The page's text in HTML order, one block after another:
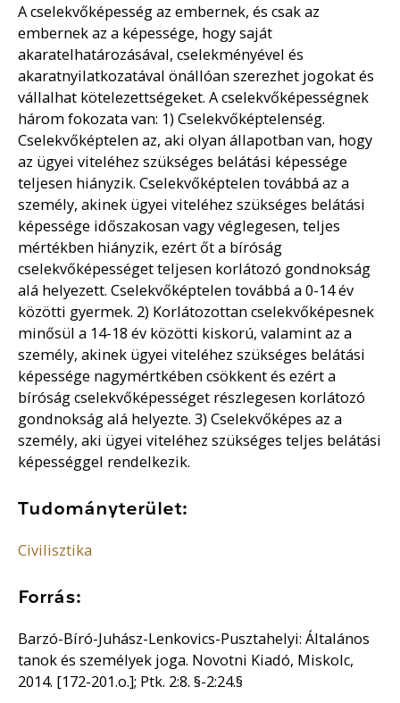
A cselekvőképesség az embernek, és csak az
embernek az a képessége, hogy saját
akaratelhatározásával, cselekményével és
akaratnyilatkozatával önállóan szerezhet jogokat és
vállalhat kötelezettségeket. A cselekvőképességnek
három fokozata van: 1) Cselekvőképtelenség.
Cselekvőképtelen az, aki olyan állapotban van, hogy
az ügyei viteléhez szükséges belátási képessége
teljesen hiányzik. Cselekvőképtelen továbbá az a
személy, akinek ügyei viteléhez szükséges belátási
képessége időszakosan vagy véglegesen, teljes
mértékben hiányzik, ezért őt a bíróság
cselekvőképességet teljesen korlátozó gondnokság
alá helyezett. Cselekvőképtelen továbbá a 0-14 év
közötti gyermek. 2) Korlátozottan cselekvőképesnek
minősül a 14-18 év közötti kiskorú, valamint az a
személy, akinek ügyei viteléhez szükséges belátási
képessége nagymértkében csökkent és ezért a
bíróság cselekvőképességet részlegesen korlátozó
gondnokság alá helyezte. 3) Cselekvőképes az a
személy, aki ügyei viteléhez szükséges teljes belátási
képességgel rendelkezik.
Tudományterület:
Civilisztika
Forrás:
Barzó-Bíró-Juhász-Lenkovics-Pusztahelyi: Általános
tanok és személyek joga. Novotni Kiadó, Miskolc,
2014. [172-201.o.]; Ptk. 2:8. §-2:24.§